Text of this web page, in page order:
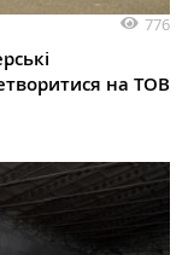
776
на ТОВ